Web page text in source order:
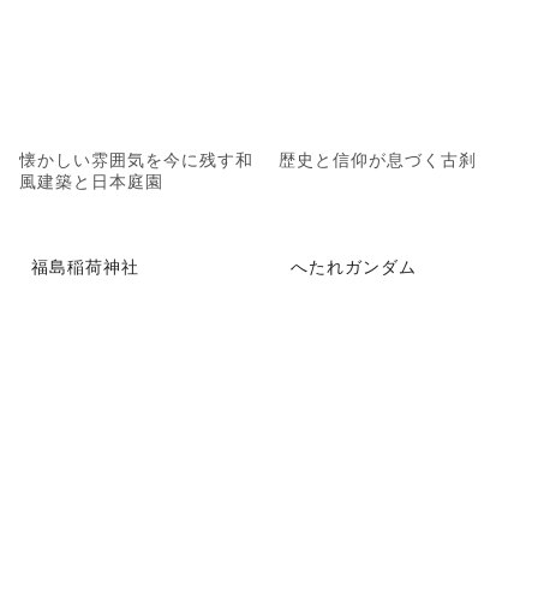
懐かしい雰囲気を今に残す和
風建築と日本庭園
歴史と信仰が息づく古刹
福島稲荷神社 へたれガンダム